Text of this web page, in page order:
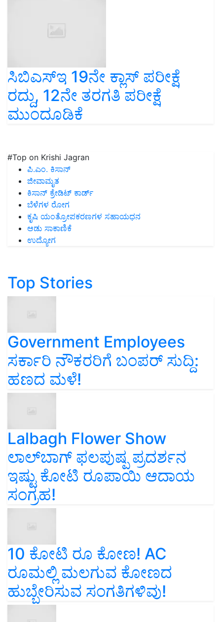
ಸಿಬಿಎಸ್ಇ 19ನೇ ಕ್ಲಾಸ್ ಪರೀಕ್ಷೆ
ರದ್ದು, 12ನೇ ತರಗತಿ ಪರೀಕ್ಷೆ
ಮುಂದೂಡಿಕೆ
#Top on Krishi Jagran
ಪಿ.ಎಂ. ಕಿಸಾನ್
ಜೀವಾಮೃತ
ಕಿಸಾನ್ ಕ್ರೇಡಿಟ್ ಕಾರ್ಡ್
ಬೆಳೆಗಳ ರೋಗ
ಕೃಷಿ ಯಂತ್ರೋಪಕರಣಗಳ ಸಹಾಯಧನ
ಆಡು ಸಾಕಾಣಿಕೆ
ಉದ್ಯೋಗ
Top Stories
Government Employees
ಸರ್ಕಾರಿ ನೌಕರರಿಗೆ ಬಂಪರ್‌ ಸುದ್ದಿ:
ಹಣದ ಮಳೆ!
Lalbagh Flower Show
ಲಾಲ್‌ಬಾಗ್ ಫಲಪುಷ್ಪ ಪ್ರದರ್ಶನ
ಇಷ್ಟು ಕೋಟಿ ರೂಪಾಯಿ ಆದಾಯ
ಸಂಗ್ರಹ!
10 ಕೋಟಿ ರೂ ಕೋಣ! AC
ರೂಮಲ್ಲಿ ಮಲಗುವ ಕೋಣದ
ಹುಬ್ಬೇರಿಸುವ ಸಂಗತಿಗಳಿವು!